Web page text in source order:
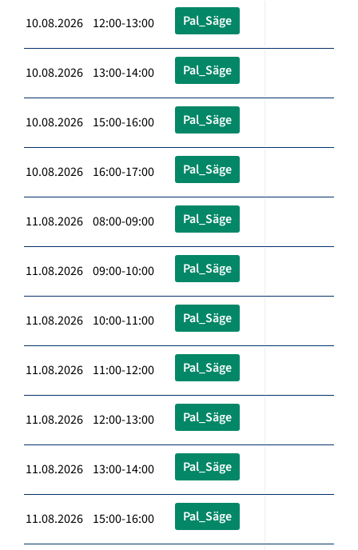
10.08.2026 12:00-13:00 Pal_Säge
10.08.2026 13:00-14:00 Pal_Säge
10.08.2026 15:00-16:00 Pal_Säge
10.08.2026 16:00-17:00 Pal_Säge
11.08.2026 08:00-09:00 Pal_Säge
11.08.2026 09:00-10:00 Pal_Säge
11.08.2026 10:00-11:00 Pal_Säge
11.08.2026 11:00-12:00 Pal_Säge
11.08.2026 12:00-13:00 Pal_Säge
11.08.2026 13:00-14:00 Pal_Säge
11.08.2026 15:00-16:00 Pal_Säge